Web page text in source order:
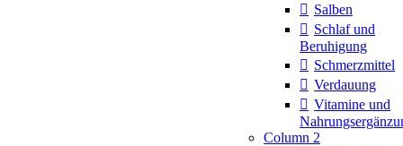
Salben
Schlaf und
Beruhigung
Schmerzmittel
Verdauung
Vitamine und
Column 2